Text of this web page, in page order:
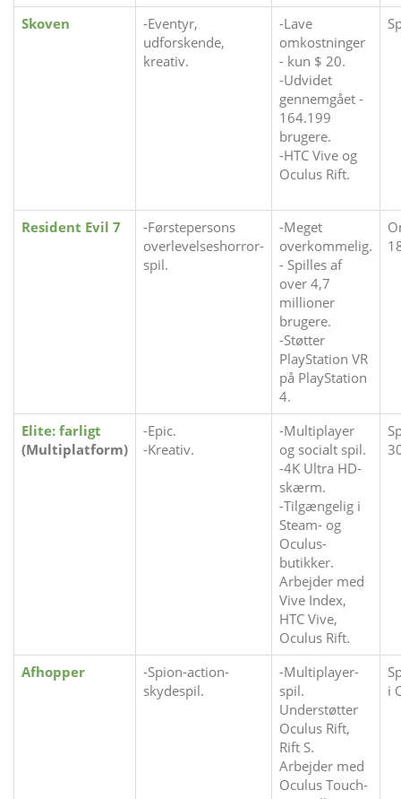
Skoven
-Eventyr,
udforskende,
kreativ.
-Lave
omkostninger
- kun $ 20.
-Udvidet
gennemgået -
164.199
brugere.
-HTC Vive og
Oculus Rift.
Resident Evil 7
-Førstepersons
overlevelseshorror-
spil.
-Meget
overkommelig.
- Spilles af
over 4,7
millioner
brugere.
-Støtter
PlayStation VR
på PlayStation
4.
Elite: farligt
(Multiplatform)
-Epic.
-Kreativ.
-Multiplayer
og socialt spil.
-4K Ultra HD-
skærm.
-Tilgængelig i
Steam- og
Oculus-
butikker.
Arbejder med
Vive Index,
HTC Vive,
Oculus Rift.
Afhopper
-Spion-action-
skydespil.
-Multiplayer-
spil.
Understøtter
Oculus Rift,
Rift S.
Arbejder med
Oculus Touch-
i